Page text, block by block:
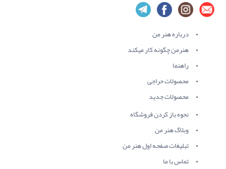
درباره هنر من
هنرمن چگونه کار میکند
راهنما
محصولات حراجی
محصولات جدید
نحوه باز کردن فروشگاه
وبلاگ هنر من
تبلیغات صفحه اول هنر من
تماس با ما